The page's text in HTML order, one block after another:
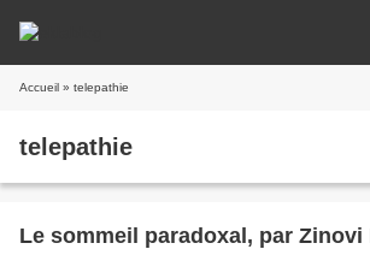
Accueil » telepathie
telepathie
Le sommeil paradoxal, par Zinovi